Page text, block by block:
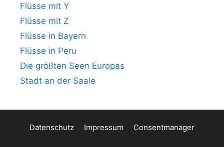
Flüsse mit Y
Flüsse mit Z
Flüsse in Bayern
Flüsse in Peru
Die größten Seen Europas
Stadt an der Saale
Datenschutz Impressum Consentmanager